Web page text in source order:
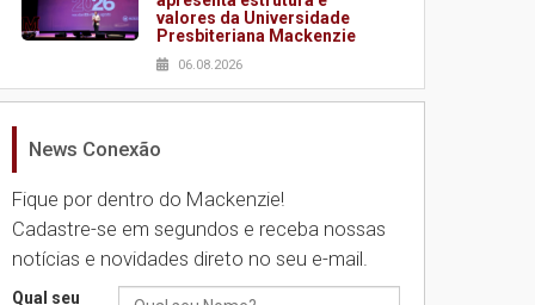
valores da Universidade
Presbiteriana Mackenzie
06.08.2026
Nova apresentação do
brasileira
05.08.2026
News Conexão
Fique por dentro do Mackenzie!
Cadastre-se em segundos e receba nossas
notícias e novidades direto no seu e-mail.
Qual seu